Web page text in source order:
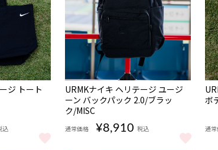
ジ トート
込
ジ トート 2.0/ブラック/MISC をもっと見る
NEW
URMKナイキ ヘリテージ ユージ
ーン バックパック 2.0/ブラッ
ク/MISC
通常価格 ¥8,910 税込
URMKナイキ ヘリテージ ユージーン バ
ボ
通